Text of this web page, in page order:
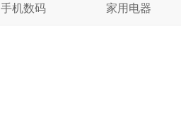
手机数码 家用电器